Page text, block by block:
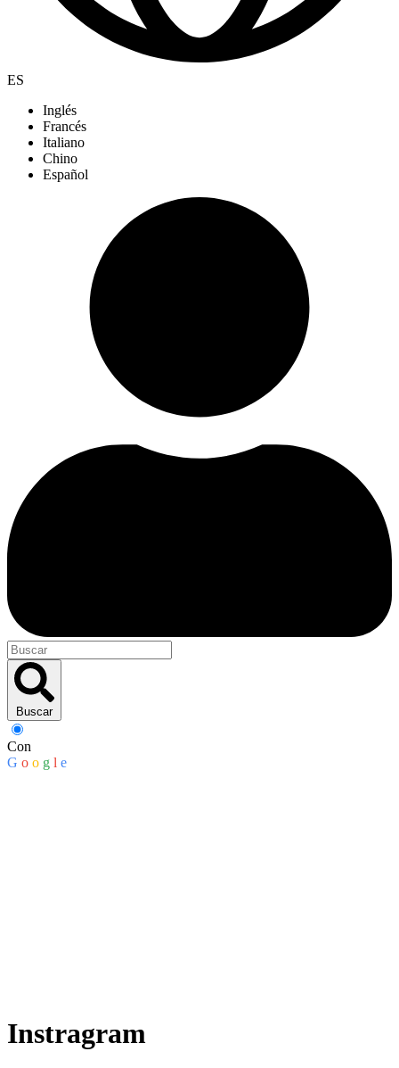
ES
Inglés
Francés
Italiano
Chino
Español
Buscar
Con
G o o g l e
Instragram